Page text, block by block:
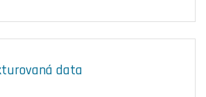
data